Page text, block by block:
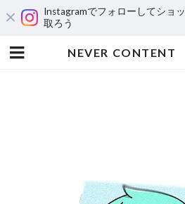
Instagramでフォローしてショ
取ろう